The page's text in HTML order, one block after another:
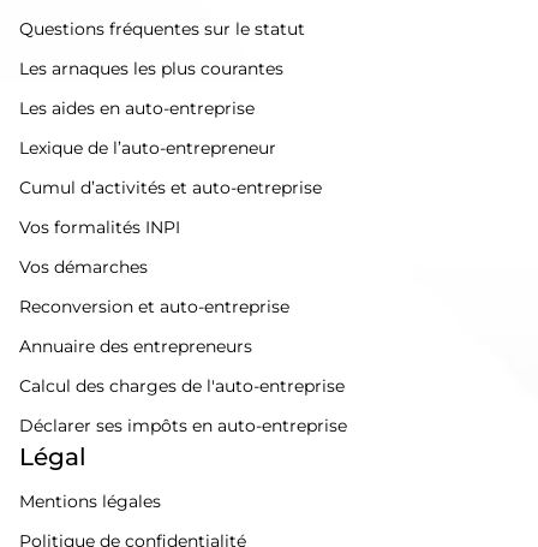
Questions fréquentes sur le statut
Les arnaques les plus courantes
Les aides en auto-entreprise
Lexique de l’auto-entrepreneur
Cumul d’activités et auto-entreprise
Vos formalités INPI
Vos démarches
Reconversion et auto-entreprise
Annuaire des entrepreneurs
Calcul des charges de l'auto-entreprise
Déclarer ses impôts en auto-entreprise
Légal
Mentions légales
Politique de confidentialité